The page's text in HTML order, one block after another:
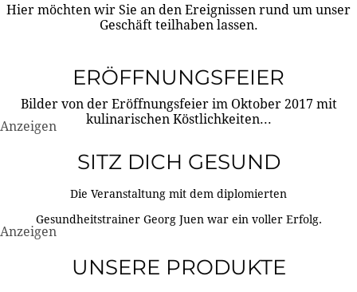
Hier möchten wir Sie an den Ereignissen rund um unser
Geschäft teilhaben lassen.
ERÖFFNUNGSFEIER
Bilder von der Eröffnungsfeier im Oktober 2017 mit
kulinarischen Köstlichkeiten...
Anzeigen
SITZ DICH GESUND
Die Veranstaltung mit dem diplomierten
Gesundheitstrainer Georg Juen war ein voller Erfolg.
Anzeigen
UNSERE PRODUKTE